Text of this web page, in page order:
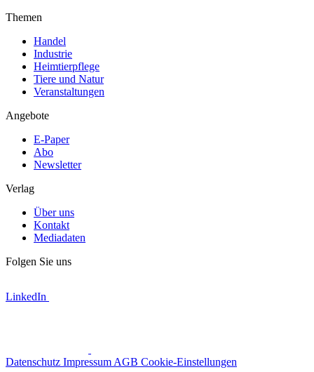
Themen
Handel
Industrie
Heimtierpflege
Tiere und Natur
Veranstaltungen
Angebote
E-Paper
Abo
Newsletter
Verlag
Über uns
Kontakt
Mediadaten
Folgen Sie uns
LinkedIn
Datenschutz Impressum AGB Cookie-Einstellungen